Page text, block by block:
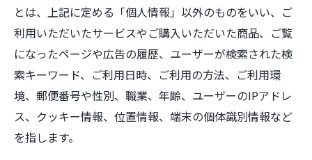
とは、上記に定める「個人情報」以外のものをいい、ご
利用いただいたサービスやご購入いただいた商品、ご覧
になったページや広告の履歴、ユーザーが検索された検
索キーワード、ご利用日時、ご利用の方法、ご利用環
境、郵便番号や性別、職業、年齢、ユーザーのIPアドレ
ス、クッキー情報、位置情報、端末の個体識別情報など
を指します。